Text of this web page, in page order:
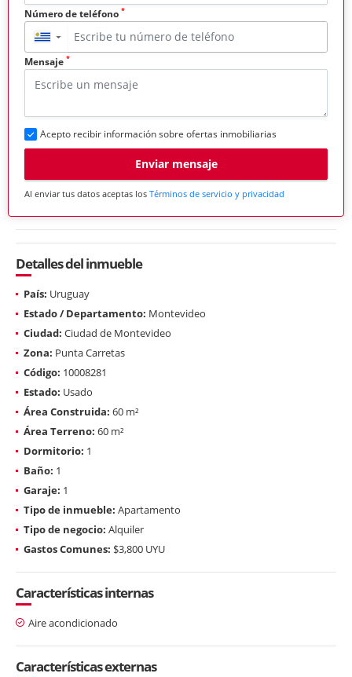
Número de teléfono *
▼
Mensaje *
Acepto recibir información sobre ofertas inmobiliarias
Enviar mensaje
Al enviar tus datos aceptas los Términos de servicio y privacidad
Detalles del inmueble
País: Uruguay
Estado / Departamento: Montevideo
Ciudad: Ciudad de Montevideo
Zona: Punta Carretas
Código: 10008281
Estado: Usado
Área Construida: 60 m²
Área Terreno: 60 m²
Dormitorio: 1
Baño: 1
Garaje: 1
Tipo de inmueble: Apartamento
Tipo de negocio: Alquiler
Gastos Comunes: $3,800 UYU
Características internas
Aire acondicionado
Características externas